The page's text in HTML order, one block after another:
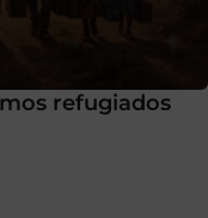
refugiados